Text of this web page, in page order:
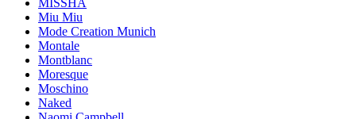
Miu Miu
Mode Creation Munich
Montale
Montblanc
Moresque
Moschino
Naked